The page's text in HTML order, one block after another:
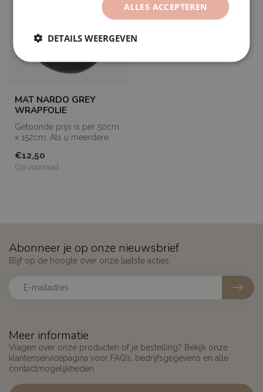
MAT NARDO GREY
WRAPFOLIE
Getoonde prijs is per 50cm
x 152cm. Als u meerdere
de...
€12,50
Op voorraad
Meer informatie
Vragen over onze producten of je bestelling? Bekijk onze
klantenservicepagina voor FAQ’s, bedrijfsgegevens en alle
contactmogelijkheden.
Abonneer je op onze nieuwsbrief
Blijf op de hoogte over onze laatste acties
ALLES ACCEPTEREN
DETAILS WEERGEVEN